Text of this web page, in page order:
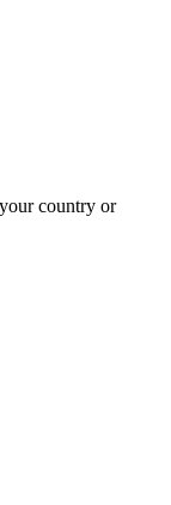
country or